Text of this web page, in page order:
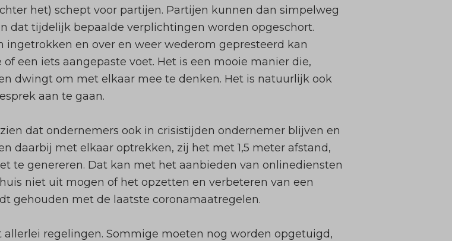
het) schept voor partijen. Partijen kunnen dan simpelweg
dat tijdelijk bepaalde verplichtingen worden opgeschort.
en over en weer wederom gepresteerd kan
een iets aangepaste voet. Het is een mooie manier die,
dwingt om met elkaar mee te denken. Het is natuurlijk ook
aan te gaan.
dat ondernemers ook in crisistijden ondernemer blijven en
daarbij met elkaar optrekken, zij het met 1,5 meter afstand,
te genereren. Dat kan met het aanbieden van onlinediensten
niet uit mogen of het opzetten en verbeteren van een
gehouden met de laatste coronamaatregelen.
allerlei regelingen. Sommige moeten nog worden opgetuigd,